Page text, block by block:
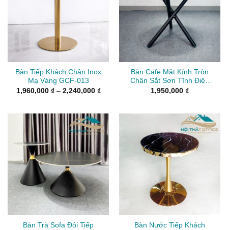
Bàn Tiếp Khách Chân Inox
Mạ Vàng GCF-013
1,960,000 ₫ – 2,240,000 ₫Khoảng
2,240,000 ₫
Bàn Cafe Mặt Kính Tròn
Chân Sắt Sơn Tĩnh Điện
BCF-028
1,950,000 ₫
Bàn Trà Sofa Đôi Tiếp
Bàn Nước Tiếp Khách